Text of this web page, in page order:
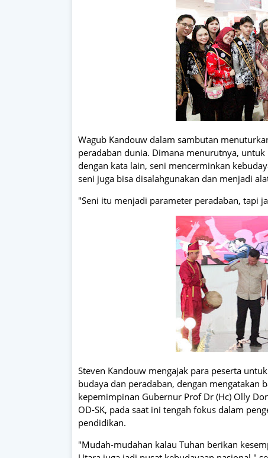
Wagub Kandouw dalam sambutan
peradaban dunia. Dimana menurutnya,
dengan kata lain, seni mencerminkan
seni juga bisa disalahgunakan dan menjadi
"Seni itu menjadi parameter peradaban, tapi
Steven Kandouw mengajak para peserta
budaya dan peradaban, dengan mengatakan
kepemimpinan Gubernur Prof Dr (Hc) Olly
OD-SK, pada saat ini tengah fokus dalam
pendidikan.
"Mudah-mudahan kalau Tuhan berikan